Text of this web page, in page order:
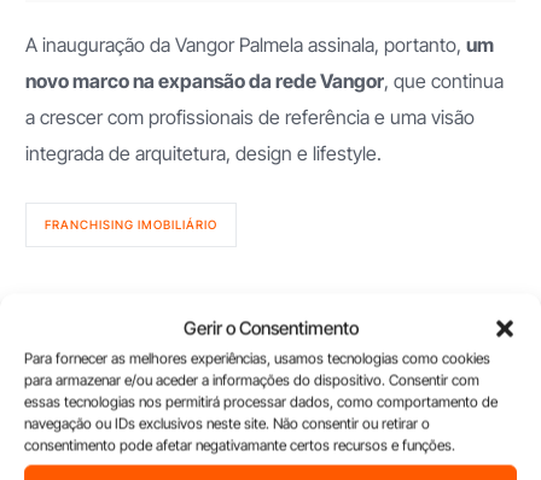
Gerir o Consentimento
Para fornecer as melhores experiências, usamos tecnologias como cookies
para armazenar e/ou aceder a informações do dispositivo. Consentir com
essas tecnologias nos permitirá processar dados, como comportamento de
navegação ou IDs exclusivos neste site. Não consentir ou retirar o
consentimento pode afetar negativamante certos recursos e funções.
A inauguração da Vangor Palmela assinala, portanto,um
novo marco na expansão da rede Vangor, que continua
a crescer com profissionais de referência e uma visão
integrada de arquitetura, design e lifestyle.
FRANCHISING IMOBILIÁRIO
Últimos artigos